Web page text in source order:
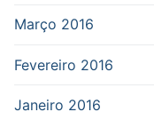
Março 2016
Fevereiro 2016
Janeiro 2016